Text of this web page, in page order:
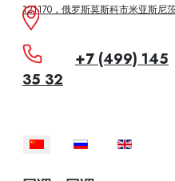
121170，俄罗斯莫斯科市米亚斯尼
+7 (499) 145
35 32